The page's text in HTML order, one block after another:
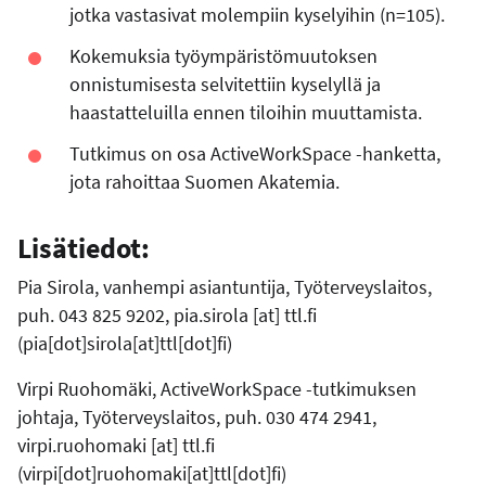
jotka vastasivat molempiin kyselyihin (n=105).
Kokemuksia työympäristömuutoksen
onnistumisesta selvitettiin kyselyllä ja
haastatteluilla ennen tiloihin muuttamista.
Tutkimus on osa ActiveWorkSpace -hanketta,
jota rahoittaa Suomen Akatemia.
Lisätiedot:
Pia Sirola, vanhempi asiantuntija, Työterveyslaitos,
puh. 043 825 9202, pia.sirola [at] ttl.fi
(pia[dot]sirola[at]ttl[dot]fi)
Virpi Ruohomäki, ActiveWorkSpace -tutkimuksen
johtaja, Työterveyslaitos, puh. 030 474 2941,
virpi.ruohomaki [at] ttl.fi
(virpi[dot]ruohomaki[at]ttl[dot]fi)